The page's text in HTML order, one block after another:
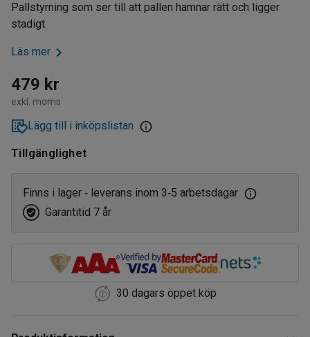
Pallstyrning som ser till att pallen hamnar rätt och ligger
stadigt.
Läs mer
479 kr
exkl. moms
Lägg till i inköpslistan
Tillgänglighet
Finns i lager ‑ leverans inom 3‑5 arbetsdagar
Garantitid 7 år
30 dagars öppet köp